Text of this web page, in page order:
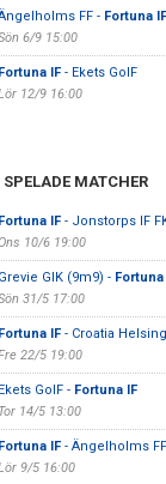
FF - Fortuna IF
6/9 15:00
IF- Ekets GoIF
12/9 16:00
SPELADE MATCHER
IF- Jonstorps IF
10/6 19:00
GIK (9m9) - Fortuna
31/5 17:00
IF- Croatia
22/5 19:00
GoIF - Fortuna IF
Tor 14/5 13:00
IF- Ängelholms FF
9/5 16:00